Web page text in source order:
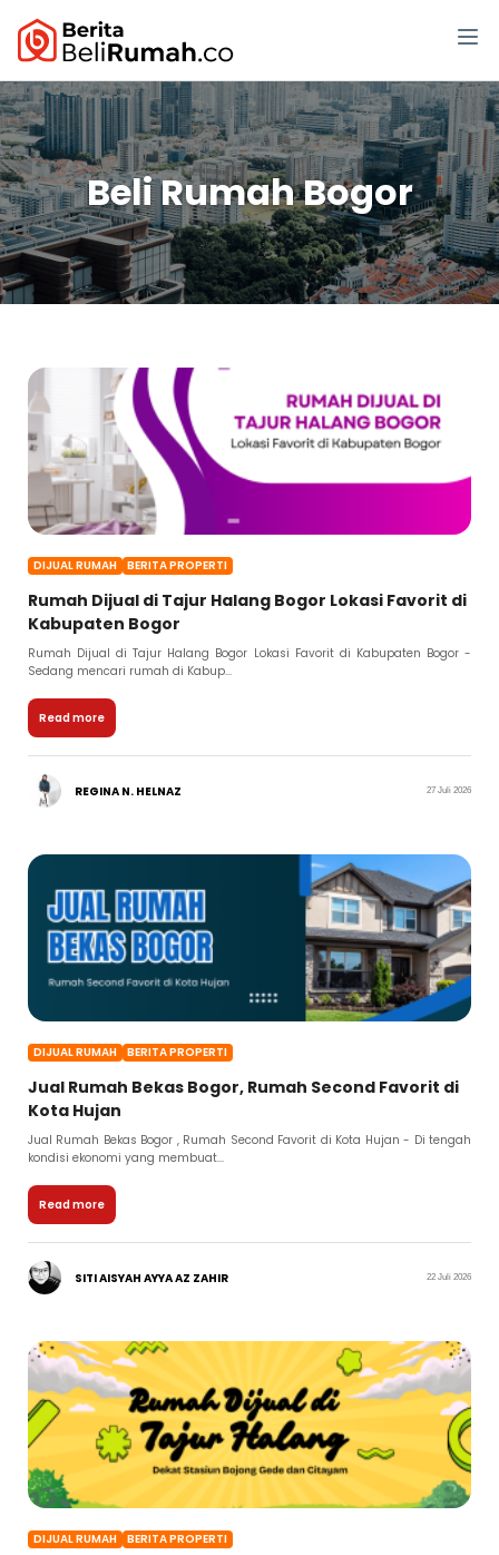
Beli Rumah Bogor
DIJUAL RUMAH BERITA PROPERTI
Rumah Dijual di Tajur Halang Bogor Lokasi Favorit di
Kabupaten Bogor
Rumah Dijual di Tajur Halang Bogor Lokasi Favorit di Kabupaten Bogor -
Sedang mencari rumah di Kabup...
Read more
REGINA N. HELNAZ 27 Juli 2026
DIJUAL RUMAH BERITA PROPERTI
Jual Rumah Bekas Bogor, Rumah Second Favorit di
Kota Hujan
Jual Rumah Bekas Bogor , Rumah Second Favorit di Kota Hujan - Di tengah
kondisi ekonomi yang membuat...
Read more
SITI AISYAH AYYA AZ ZAHIR 22 Juli 2026
DIJUAL RUMAH BERITA PROPERTI